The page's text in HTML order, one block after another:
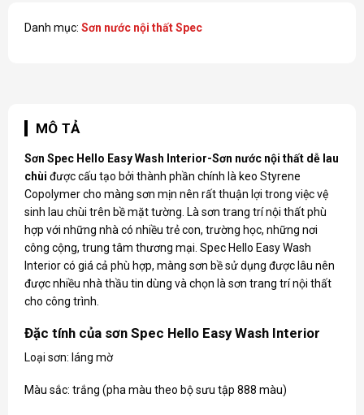
Danh mục: Sơn nước nội thất Spec
MÔ TẢ
Sơn SpecHello Easy Wash Interior-Sơn nước nội thất dễ lau
chùi được cấu tạo bởi thành phần chính là keo Styrene
Copolymer cho màng sơn mịn nên rất thuận lợi trong việc vệ
sinh lau chùi trên bề mặt tường. Là sơn trang trí nội thất phù
hợp với những nhà có nhiều trẻ con, trường học, những nơi
công cộng, trung tâm thương mại. Spec Hello Easy Wash
Interior có giá cả phù hợp, màng sơn bề sử dụng được lâu nên
được nhiều nhà thầu tin dùng và chọn là sơn trang trí nội thất
cho công trình.
Đặc tính của sơn Spec Hello Easy Wash Interior
Loại sơn: láng mờ
Màu sắc: trắng (pha màu theo bộ sưu tập 888 màu)